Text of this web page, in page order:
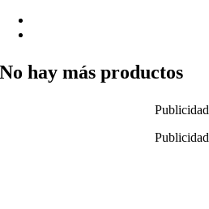
No hay más productos
Publicidad
Publicidad